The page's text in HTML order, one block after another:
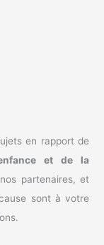
en rapport de
et de la
partenaires, et
sont à votre